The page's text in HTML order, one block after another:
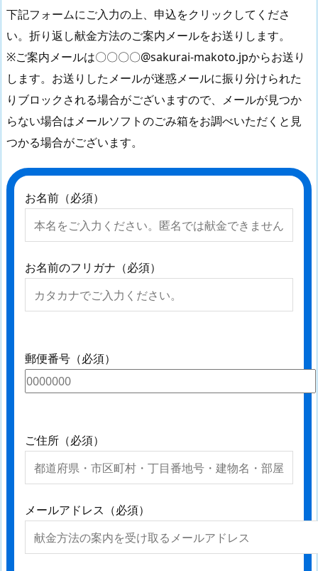
下記フォームにご入力の上、申込をクリックしてくださ
い。折り返し献金方法のご案内メールをお送りします。
※ご案内メールは〇〇〇〇@sakurai-makoto.jpからお送り
します。お送りしたメールが迷惑メールに振り分けられた
りブロックされる場合がございますので、メールが見つか
らない場合はメールソフトのごみ箱をお調べいただくと見
つかる場合がございます。
お名前（必須）
お名前のフリガナ（必須）
郵便番号（必須）
ご住所（必須）
メールアドレス（必須）